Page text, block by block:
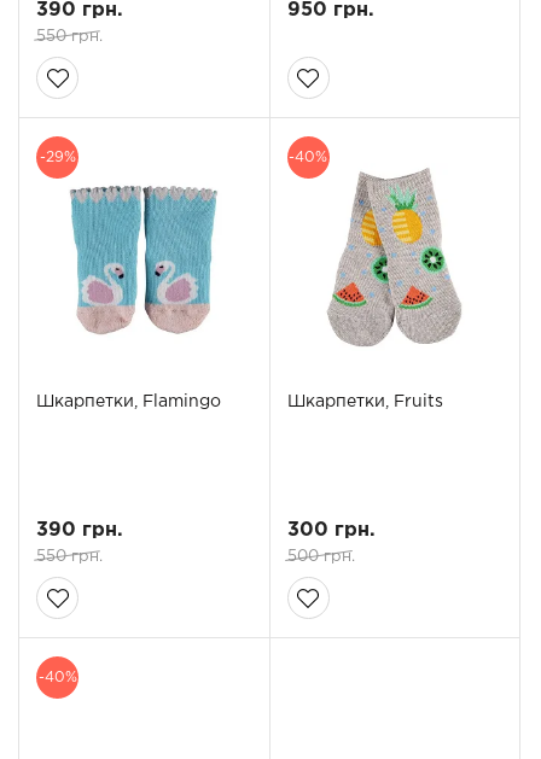
390 грн.
550 грн.
950 грн.
-29%
Шкарпетки, Flamingo
390 грн.
550 грн.
-40%
Шкарпетки, Fruits
300 грн.
500 грн.
-40%